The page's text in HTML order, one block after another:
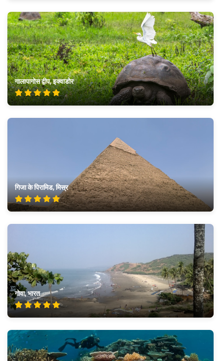
गालापागोस द्वीप, इक्वाडोर
गिजा के पिरामिड, मिस्र
गोवा, भारत